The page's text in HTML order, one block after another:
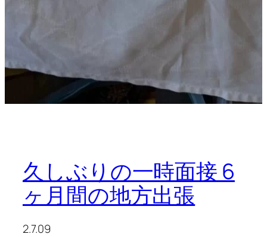
久しぶりの一時面接 6
ヶ月間の地方出張
2.7.09